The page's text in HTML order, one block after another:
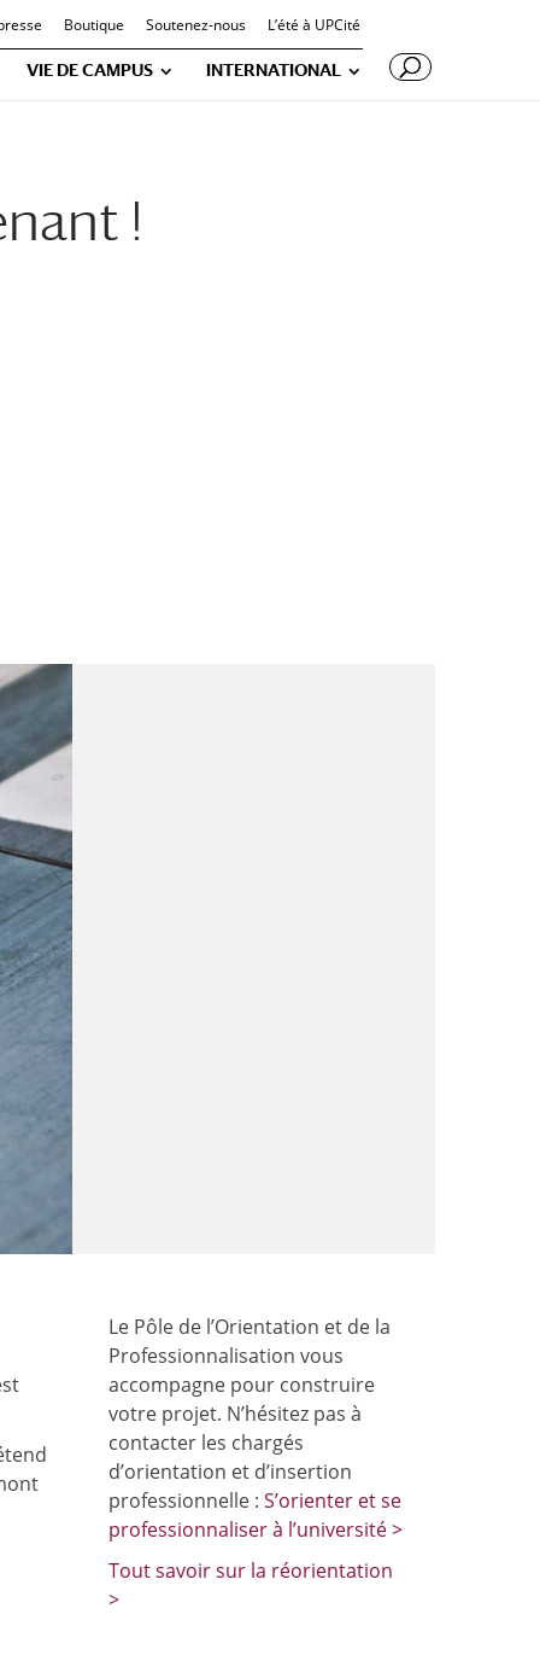
Boutique Soutenez-nous L’été à UPCité
VIE DE CAMPUS INTERNATIONAL
!
Le Pôle de l’Orientation et de la
Professionnalisation vous
accompagne pour construire
votre projet. N’hésitez pas à
contacter les chargés
d’orientation et d’insertion
professionnelle : S’orienter et se
professionnaliser à l’université >
Tout savoir sur la réorientation
>